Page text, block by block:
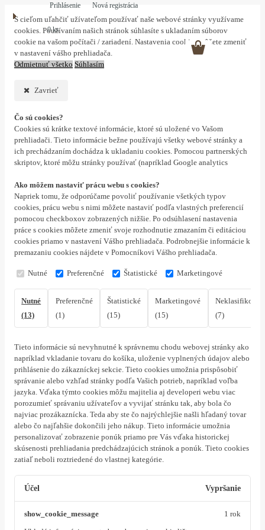
S cieľom uľahčiť užívateľom používať naše webové stránky využívame
cookies. Používaním našich stránok súhlasíte s ukladaním súborov
cookie na vašom počítači / zariadení. Nastavenia cookies môžete zmeniť
v nastavení vášho prehliadača.
Odmietnuť všetko Súhlasím
Zavrieť
Čo sú cookies?
Cookies sú krátke textové informácie, ktoré sú uložené vo Vašom
prehliadači. Tieto informácie bežne používajú všetky webové stránky a
ich prechádzaním dochádza k ukladaniu cookies. Pomocou partnerských
skriptov, ktoré môžu stránky používať (napríklad Google analytics
Ako môžem nastaviť prácu webu s cookies?
Napriek tomu, že odporúčame povoliť používanie všetkých typov
cookies, prácu webu s nimi môžete nastaviť podľa vlastných preferencií
pomocou checkboxov zobrazených nižšie. Po odsúhlasení nastavenia
práce s cookies môžete zmeniť svoje rozhodnutie zmazaním či editáciou
cookies priamo v nastavení Vášho prehliadača. Podrobnejšie informácie k
premazaniu cookies nájdete v Pomocníkovi Vášho prehliadača.
Nutné Preferenčné Štatistické Marketingové
Nutné
(13)
Preferenčné
(1)
Štatistické
(15)
Marketingové
(15)
(7)
Tieto informácie sú nevyhnutné k správnemu chodu webovej stránky ako
napríklad vkladanie tovaru do košíka, uloženie vyplnených údajov alebo
prihlásenie do zákazníckej sekcie. Tieto cookies umožnia prispôsobiť
správanie alebo vzhľad stránky podľa Vašich potrieb, napríklad voľba
jazyka. Vďaka týmto cookies môžu majitelia aj developeri webu viac
porozumieť správaniu užívateľov a vyvijať stránku tak, aby bola čo
najviac prozákaznícka. Teda aby ste čo najrýchlejšie našli hľadaný tovar
alebo čo najľahšie dokončili jeho nákup. Tieto informácie umožnia
personalizovať zobrazenie ponúk priamo pre Vás vďaka historickej
skúsenosti prehliadania predchádzajúcich stránok a ponúk. Tieto cookies
zatiaľ neboli roztriedené do vlastnej kategórie.
Účel Vypršanie
show_cookie_message 1 rok
Prihlásenie Nová registrácia
0 ks